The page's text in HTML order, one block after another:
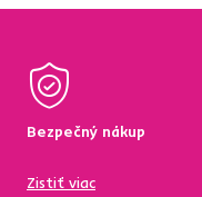
Bezpečný nákup
Zistiť viac